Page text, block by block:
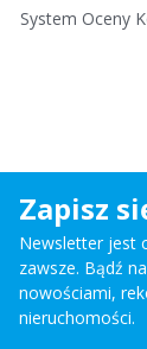
System Oceny
Zapisz
Newsletter jest
zawsze. Bądź
nowościami,
nieruchomości.